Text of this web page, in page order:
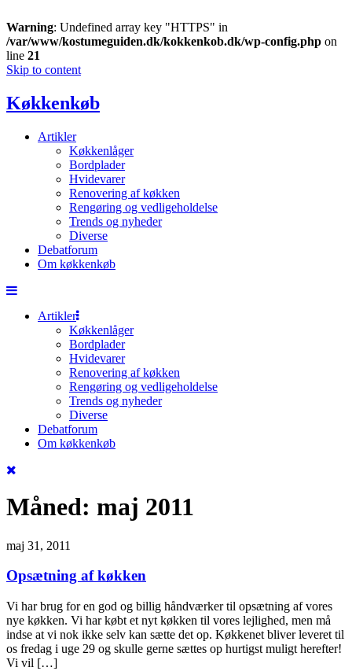
Warning: Undefined array key "HTTPS" in
/var/www/kostumeguiden.dk/kokkenkob.dk/wp-config.php on
line 21
Skip to content
Køkkenkøb
Artikler
Køkkenlåger
Bordplader
Hvidevarer
Renovering af køkken
Rengøring og vedligeholdelse
Trends og nyheder
Diverse
Debatforum
Om køkkenkøb
Artikler
Køkkenlåger
Bordplader
Hvidevarer
Renovering af køkken
Rengøring og vedligeholdelse
Trends og nyheder
Diverse
Debatforum
Om køkkenkøb
Måned: maj 2011
maj 31, 2011
Opsætning af køkken
Vi har brug for en god og billig håndværker til opsætning af vores
nye køkken. Vi har købt et nyt køkken til vores lejlighed, men må
indse at vi nok ikke selv kan sætte det op. Køkkenet bliver leveret til
os fredag i uge 29 og skulle gerne sættes op hurtigst muligt herefter!
Vi vil […]